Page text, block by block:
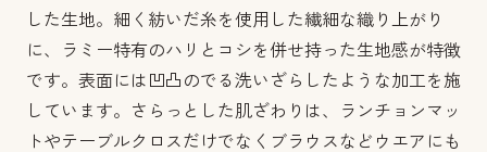
した生地。細く紡いだ糸を使用した繊細な織り上がり
に、ラミー特有のハリとコシを併せ持った生地感が特徴
です。表面には凹凸のでる洗いざらしたような加工を施
しています。さらっとした肌ざわりは、ランチョンマッ
トやテーブルクロスだけでなくブラウスなどウエアにも